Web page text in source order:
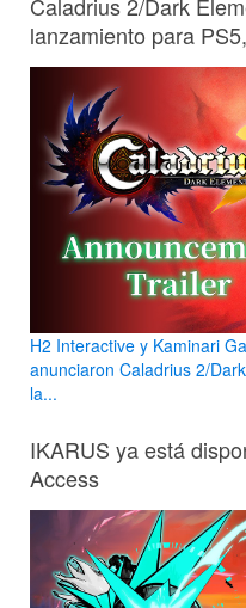
lanzamiento para
H2 Interactive y Kaminari
anunciaron Caladrius 2/
la...
IKARUS ya está
Access